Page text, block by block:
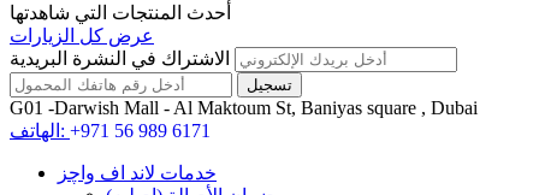
أحدث المنتجات التي شاهدتها
عرض كل الزيارات
الاشتراك في النشرة البريدية
G01 -Darwish Mall - Al Maktoum St, Baniyas square , Dubai
الهاتف: +971 56 989 6171
خدمات لاند اف واچز